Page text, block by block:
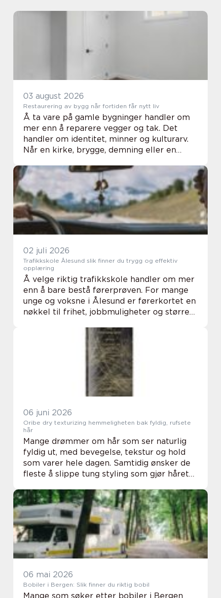
03 august 2026
Restaurering av bygg når fortiden får nytt liv
Å ta vare på gamle bygninger handler om
mer enn å reparere vegger og tak. Det
handler om identitet, minner og kulturarv.
Når en kirke, brygge, demning eller en
historiene som sitter i veggene. God
restaureri...
02 juli 2026
Trafikkskole Ålesund slik finner du trygg og effektiv
opplæring
Å velge riktig trafikkskole handler om mer
enn å bare bestå førerprøven. For mange
unge og voksne i Ålesund er førerkortet en
nøkkel til frihet, jobbmuligheter og større
Ålesund gir struktur, forutsigbarhet o...
06 juni 2026
Oribe dry texturizing hemmeligheten bak fyldig, rufsete
hår
Mange drømmer om hår som ser naturlig
fyldig ut, med bevegelse, tekstur og hold
som varer hele dagen. Samtidig ønsker de
fleste å slippe tung styling som gjør håret
texturizing fått en helt egen posisjon.
Produ...
06 mai 2026
Bobiler i Bergen: Slik finner du riktig bobil
Mange som søker etter bobiler i Bergen